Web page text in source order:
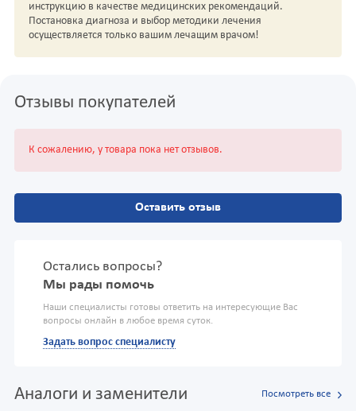
инструкцию в качестве медицинских рекомендаций.
Постановка диагноза и выбор методики лечения
осуществляется только вашим лечащим врачом!
Отзывы покупателей
К сожалению, у товара пока нет отзывов.
Оставить отзыв
Остались вопросы?
Мы рады помочь
Наши специалисты готовы ответить на интересующие Вас
вопросы онлайн в любое время суток.
Задать вопрос специалисту
Аналоги и заменители Посмотреть все